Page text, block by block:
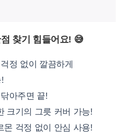
찾기 힘들어요! 😅
정 없이 깔끔하게
아주면 끝!
크기의 그릇 커버 가능!
몬 걱정 없이 안심 사용!